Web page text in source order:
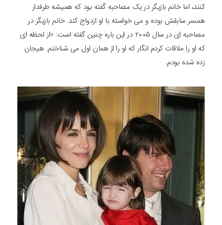
کنند، اما خانم بازیگر در یک مصاحبه گفته بود که همیشه طرفدار
همسر سابقش بوده و می‌ خواسته با او ازدواج کند. خانم بازیگر در
مصاحبه‌ ای در سال ۲۰۰۵ در این باره چنین گفته است: «از لحظه‌ ای
که او را ملاقات کردم انگار که او را از همان اول می‌ شناختم. هیجان
زده شده بودم.